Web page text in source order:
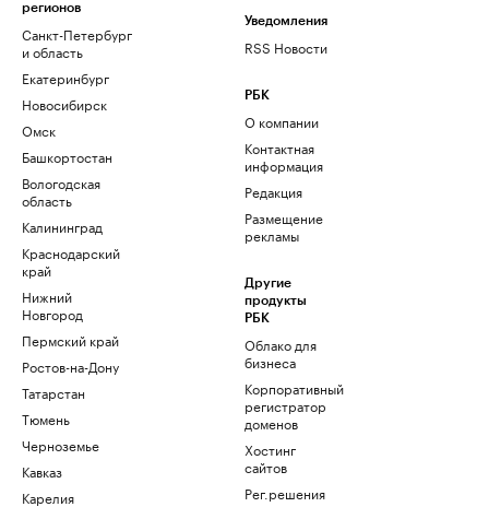
регионов
Санкт-Петербург
и область
Екатеринбург
Новосибирск
Омск
Башкортостан
Вологодская
область
Калининград
Краснодарский
край
Нижний
Новгород
Пермский край
Ростов-на-Дону
Татарстан
Тюмень
Черноземье
Кавказ
Карелия
Уведомления
RSS Новости
РБК
О компании
Контактная
информация
Редакция
Размещение
рекламы
Другие
продукты
РБК
Облако для
бизнеса
Корпоративный
регистратор
доменов
Хостинг
сайтов
Рег.решения